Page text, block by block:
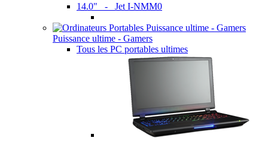
14.0" - Jet I-NMM0
Puissance ultime - Gamers
Tous les PC portables ultimes